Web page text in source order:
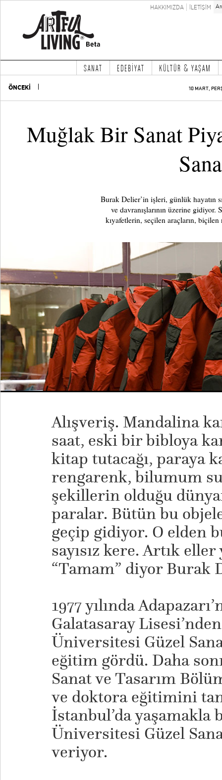
HAKKIMIZDA İLETİŞİM
SANAT EDEBİYAT KÜLTÜR & YAŞAM
ÖNCEKİ 10 MART,
Muğlak Bir Sanat
Burak Delier’in işleri, günlük hayatın
ve davranışlarının üzerine gidiyor.
kıyafetlerin, seçilen araçların,
Alışveriş. Mandalina
saat, eski bir bibloya
kitap tutacağı, paraya
rengarenk, bilumum
şekillerin olduğu
paralar. Bütün bu
geçip gidiyor. O elden
sayısız kere. Artık
“Tamam” diyor Burak
1977 yılında
Galatasaray
Üniversitesi Güzel
eğitim gördü. Daha
Sanat ve Tasarım
ve doktora eğitimini
İstanbul’da yaşamakla
Üniversitesi Güzel
veriyor.